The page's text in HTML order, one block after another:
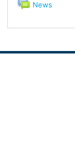
News